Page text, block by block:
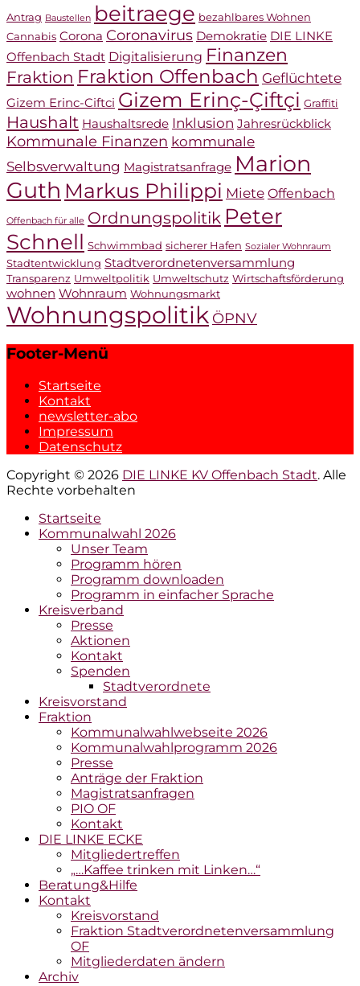
Antrag Baustellen beitraege bezahlbares Wohnen
Cannabis Corona Coronavirus Demokratie DIE LINKE
Offenbach Stadt Digitalisierung Finanzen
Fraktion Fraktion Offenbach Geflüchtete
Gizem Erinc-Ciftci Gizem Erinç-Çiftçi Graffiti
Haushalt Haushaltsrede Inklusion Jahresrückblick
Kommunale Finanzen kommunale
Selbsverwaltung Magistratsanfrage Marion
Guth Markus Philippi Miete Offenbach
Offenbach für alle Ordnungspolitik Peter
Schnell Schwimmbad sicherer Hafen Sozialer Wohnraum
Stadtentwicklung Stadtverordnetenversammlung
Transparenz Umweltpolitik Umweltschutz Wirtschaftsförderung
wohnen Wohnraum Wohnungsmarkt
Wohnungspolitik ÖPNV
Footer-Menü
Startseite
Kontakt
newsletter-abo
Impressum
Datenschutz
Copyright © 2026 DIE LINKE KV Offenbach Stadt. Alle
Rechte vorbehalten
Startseite
Kommunalwahl 2026
Unser Team
Programm hören
Programm downloaden
Programm in einfacher Sprache
Kreisverband
Presse
Aktionen
Kontakt
Spenden
Stadtverordnete
Kreisvorstand
Fraktion
Kommunalwahlwebseite 2026
Kommunalwahlprogramm 2026
Presse
Anträge der Fraktion
Magistratsanfragen
PIO OF
Kontakt
DIE LINKE ECKE
Mitgliedertreffen
„…Kaffee trinken mit Linken…“
Beratung&Hilfe
Kontakt
Kreisvorstand
Fraktion Stadtverordnetenversammlung
OF
Mitgliederdaten ändern
Archiv